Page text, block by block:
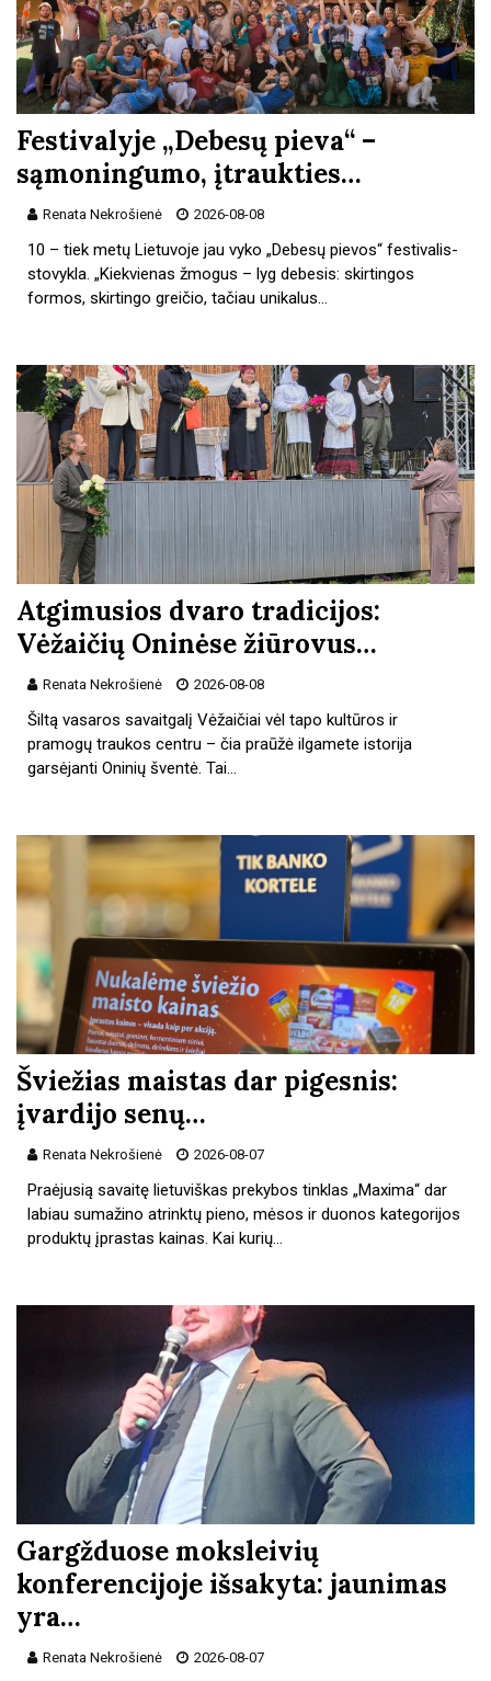
Festivalyje „Debesų pieva“ –
sąmoningumo, įtraukties…
Renata Nekrošienė 2026-08-08
10 – tiek metų Lietuvoje jau vyko „Debesų pievos“ festivalis-
stovyk­la. „Kiekvienas žmogus – lyg debesis: skirtingos
formos, skirtingo greičio, tačiau unikalus…
Atgimusios dvaro tradicijos:
Vėžaičių Oninėse žiūrovus…
Renata Nekrošienė 2026-08-08
Šiltą vasaros savaitgalį Vėžaičiai vėl tapo kultūros ir
pramogų traukos centru – čia praūžė ilgamete istorija
garsėjanti Oninių šventė. Tai…
Šviežias maistas dar pigesnis:
įvardijo senų…
Renata Nekrošienė 2026-08-07
Praėjusią savaitę lietuviškas prekybos tinklas „Maxima“ dar
labiau sumažino atrinktų pieno, mėsos ir duonos kategorijos
produktų įprastas kainas. Kai kurių…
Gargžduose moksleivių
konferencijoje išsakyta: jaunimas
yra…
Renata Nekrošienė 2026-08-07